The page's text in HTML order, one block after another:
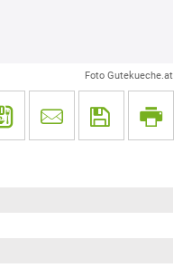
Foto Gutekueche.at